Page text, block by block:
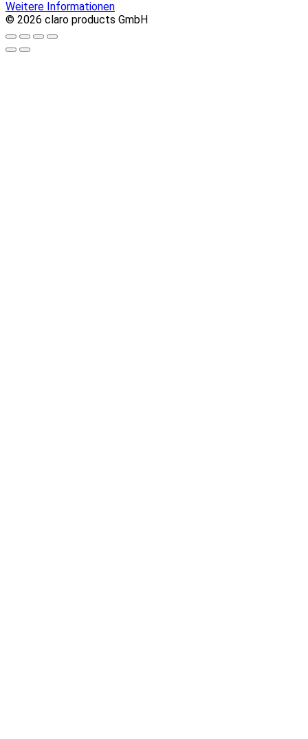
Weitere Informationen
© 2026 claro products GmbH